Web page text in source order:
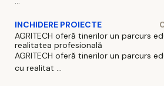
INCHIDERE PROIECTE
AGRITECH oferă tinerilor un parcurs
realitatea profesională
AGRITECH oferă tinerilor un parcurs
cu realitat ...